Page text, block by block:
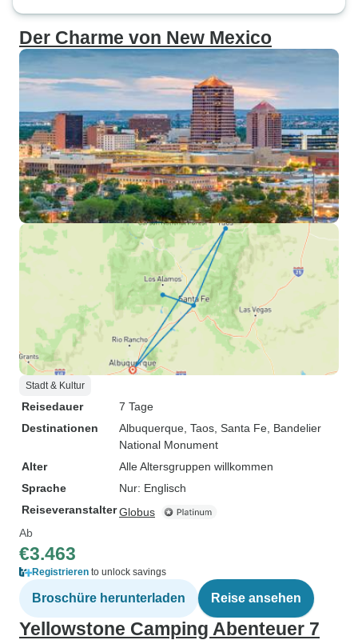
Der Charme von New Mexico
Stadt & Kultur
Reisedauer
7 Tage
Destinationen
Albuquerque , Taos , Santa Fe , Bandelier
National Monument
Alter
Alle Altersgruppen willkommen
Sprache
Nur: Englisch
ReiseveranstalterGlobus
Ab
€3.463
Registrieren to unlock savings
Broschüre herunterladen Reise ansehen
Yellowstone Camping Abenteuer 7